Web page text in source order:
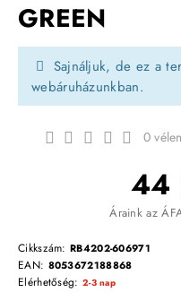
GREEN
Sajnáljuk, de ez a
webáruházunkban.
0
44
Áraink az
Cikkszám: RB4202-606971
EAN: 8053672188868
Elérhetőség: 2-3 nap